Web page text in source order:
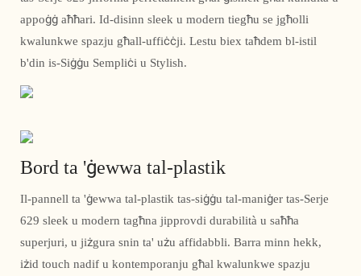
appoġġ aħħari. Id-disinn sleek u modern tiegħu se jgħolli
kwalunkwe spazju għall-uffiċċji. Lestu biex taħdem bl-istil
b'din is-Siġġu Sempliċi u Stylish.
Bord ta 'ġewwa tal-plastik
Il-pannell ta 'ġewwa tal-plastik tas-siġġu tal-maniġer tas-Serje
629 sleek u modern tagħna jipprovdi durabilità u saħħa
superjuri, u jiżgura snin ta' użu affidabbli. Barra minn hekk,
iżid touch nadif u kontemporanju għal kwalunkwe spazju